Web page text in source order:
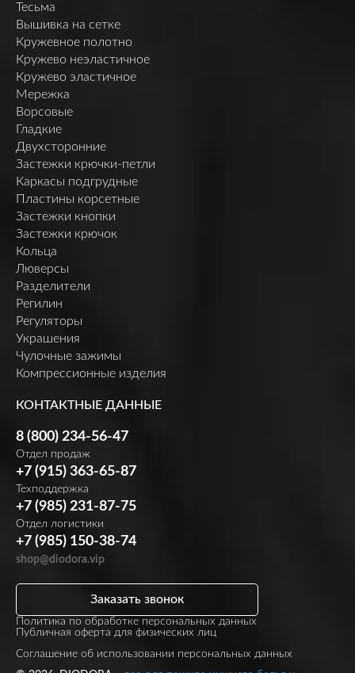
Тесьма
Вышивка на сетке
Кружевное полотно
Кружево неэластичное
Кружево эластичное
Мережка
Ворсовые
Гладкие
Двухсторонние
Застежки крючки-петли
Каркасы подгрудные
Пластины корсетные
Застежки кнопки
Застежки крючок
Кольца
Люверсы
Разделители
Регилин
Регуляторы
Украшения
Чулочные зажимы
Компрессионные изделия
КОНТАКТНЫЕ ДАННЫЕ
8 (800) 234-56-47
Отдел продаж
+7 (915) 363-65-87
Техподдержка
+7 (985) 231-87-75
Отдел логистики
+7 (985) 150-38-74
shop@diodora.vip
Политика по обработке персональных данных
Публичная оферта для физических лиц
Заказать звонок
Соглашение об использовании персональных данных